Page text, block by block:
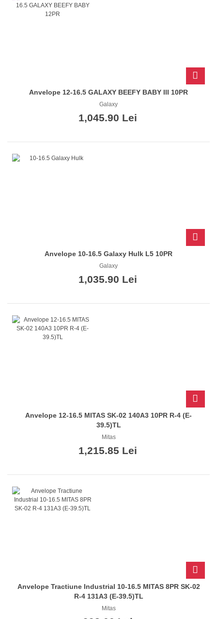
Anvelope 12-16.5 GALAXY BEEFY BABY III 10PR
Galaxy
1,045.90 Lei
Anvelope 10-16.5 Galaxy Hulk L5 10PR
Galaxy
1,035.90 Lei
Anvelope 12-16.5 MITAS SK-02 140A3 10PR R-4 (E-
39.5)TL
Mitas
1,215.85 Lei
Anvelope Tractiune Industrial 10-16.5 MITAS 8PR SK-02
R-4 131A3 (E-39.5)TL
Mitas